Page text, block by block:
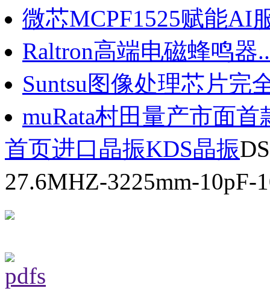
微芯MCPF1525赋能AI
Raltron高端电磁蜂鸣器
Suntsu图像处理芯片完
muRata村田量产市面首
首页进口晶振KDS晶振
27.6MHZ-3225mm-10pF-